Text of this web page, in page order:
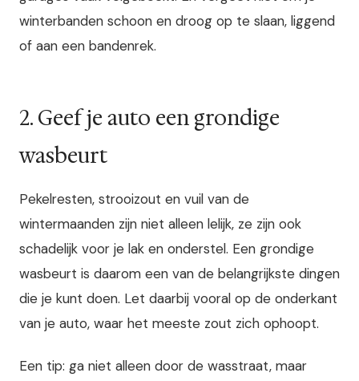
winterbanden schoon en droog op te slaan, liggend
of aan een bandenrek.
2. Geef je auto een grondige
wasbeurt
Pekelresten, strooizout en vuil van de
wintermaanden zijn niet alleen lelijk, ze zijn ook
schadelijk voor je lak en onderstel. Een grondige
wasbeurt is daarom een van de belangrijkste dingen
die je kunt doen. Let daarbij vooral op de onderkant
van je auto, waar het meeste zout zich ophoopt.
Een tip: ga niet alleen door de wasstraat, maar